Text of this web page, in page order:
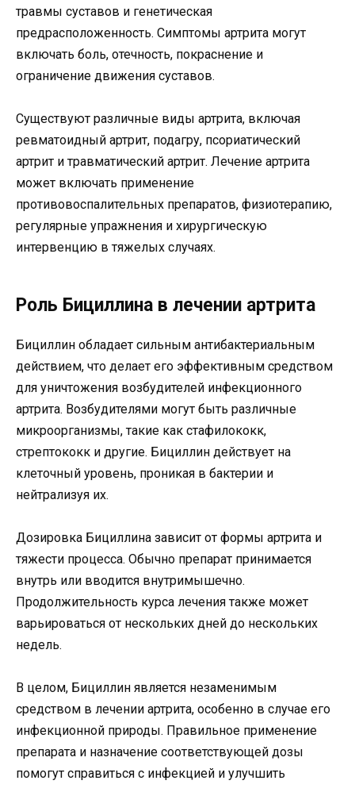
травмы суставов и генетическая
предрасположенность. Симптомы артрита могут
включать боль, отечность, покраснение и
ограничение движения суставов.
Существуют различные виды артрита, включая
ревматоидный артрит, подагру, псориатический
артрит и травматический артрит. Лечение артрита
может включать применение
противовоспалительных препаратов, физиотерапию,
регулярные упражнения и хирургическую
интервенцию в тяжелых случаях.
Роль Бициллина в лечении артрита
Бициллин обладает сильным антибактериальным
действием, что делает его эффективным средством
для уничтожения возбудителей инфекционного
артрита. Возбудителями могут быть различные
микроорганизмы, такие как стафилококк,
стрептококк и другие. Бициллин действует на
клеточный уровень, проникая в бактерии и
нейтрализуя их.
Дозировка Бициллина зависит от формы артрита и
тяжести процесса. Обычно препарат принимается
внутрь или вводится внутримышечно.
Продолжительность курса лечения также может
варьироваться от нескольких дней до нескольких
недель.
В целом, Бициллин является незаменимым
средством в лечении артрита, особенно в случае его
инфекционной природы. Правильное применение
препарата и назначение соответствующей дозы
помогут справиться с инфекцией и улучшить